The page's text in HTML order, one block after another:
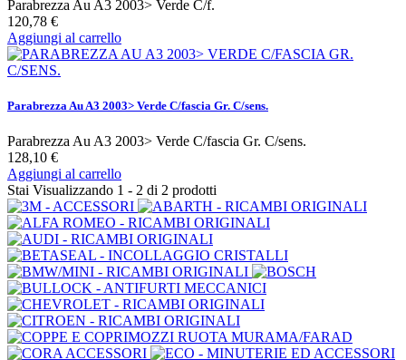
Parabrezza Au A3 2003> Verde C/f.
120,78 €
Aggiungi al carrello
Parabrezza Au A3 2003> Verde C/fascia Gr. C/sens.
Parabrezza Au A3 2003> Verde C/fascia Gr. C/sens.
128,10 €
Aggiungi al carrello
Stai Visualizzando 1 - 2 di 2 prodotti